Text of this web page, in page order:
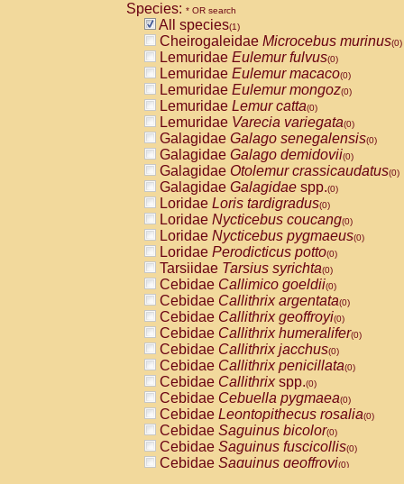
Species: * OR search
All species(1)
Cheirogaleidae Microcebus murinus(0)
Lemuridae Eulemur fulvus(0)
Lemuridae Eulemur macaco(0)
Lemuridae Eulemur mongoz(0)
Lemuridae Lemur catta(0)
Lemuridae Varecia variegata(0)
Galagidae Galago senegalensis(0)
Galagidae Galago demidovii(0)
Galagidae Otolemur crassicaudatus(0)
Galagidae Galagidae spp.(0)
Loridae Loris tardigradus(0)
Loridae Nycticebus coucang(0)
Loridae Nycticebus pygmaeus(0)
Loridae Perodicticus potto(0)
Tarsiidae Tarsius syrichta(0)
Cebidae Callimico goeldii(0)
Cebidae Callithrix argentata(0)
Cebidae Callithrix geoffroyi(0)
Cebidae Callithrix humeralifer(0)
Cebidae Callithrix jacchus(0)
Cebidae Callithrix penicillata(0)
Cebidae Callithrixspp.(0)
Cebidae Cebuella pygmaea(0)
Cebidae Leontopithecus rosalia(0)
Cebidae Saguinus bicolor(0)
Cebidae Saguinus fuscicollis(0)
Cebidae Saguinus geoffroyi(0)